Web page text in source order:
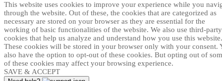
This website uses cookies to improve your experience while you
through the website. Out of these, the cookies that are categorized as
necessary are stored on your browser as they are essential for the
working of basic functionalities of the website. We also use third-party
cookies that help us analyze and understand how you use this website.
These cookies will be stored in your browser only with your consent.
also have the option to opt-out of these cookies. But opting out of
of these cookies may affect your browsing experience.
SAVE & ACCEPT